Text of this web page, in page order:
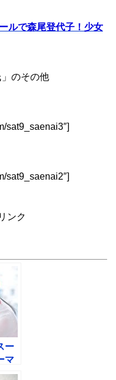
ルで森尾登代子！少女
」のその他
sat9_saenai3″]
sat9_saenai2″]
ンク
ー
マ
さ